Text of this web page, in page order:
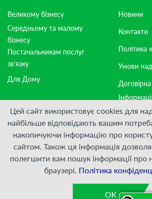
Великому бізнесу
Середньому та малому
бізнесу
Постачальникам послуг
зв'язку
Для Дому
Новини
Контакти
Політика
Умови
Приєднуйтесь:
© ПрАТ "ДАТАГРУП", 2000 — 2026
Цей сайт використовує cookies для
найбільше відповідають вашим
накопичуючи інформацію про
сайтом. Також ця інформація
полегшити вам пошук інформації
браузері. Політика
OK